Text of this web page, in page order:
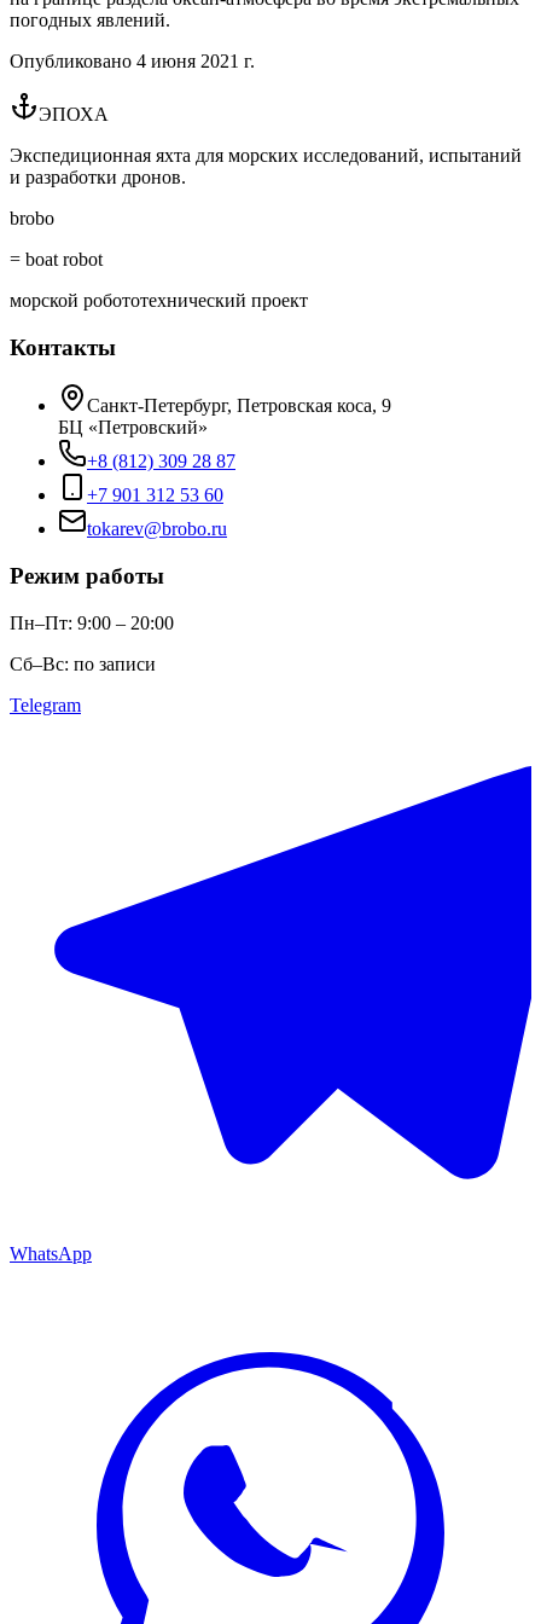
погодных явлений.
Опубликовано 4 июня 2021 г.
ЭПОХА
Экспедиционная яхта для морских исследований, испытаний
и разработки дронов.
brobo
= boat robot
морской робототехнический проект
Контакты
Санкт-Петербург, Петровская коса, 9
БЦ «Петровский»
+8 (812) 309 28 87
+7 901 312 53 60
tokarev@brobo.ru
Режим работы
Пн–Пт: 9:00 – 20:00
Сб–Вс: по записи
Telegram
WhatsApp